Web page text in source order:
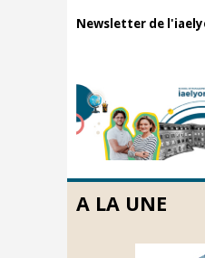
Newsletter de
A LA UNE